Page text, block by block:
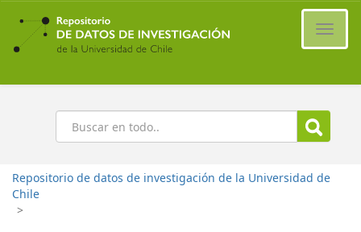
Ir
contenido
principal
Buscar
Repositorio de datos de investigación de la Universidad de
Chile
>